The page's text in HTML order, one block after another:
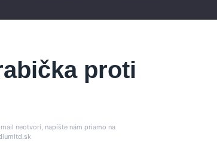
proti
neotvorí, napíšte nám priamo na